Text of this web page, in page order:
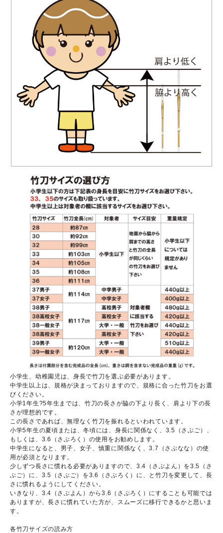
小学生、幼稚園児は、身長で竹刀を選ぶ必要があります。
中学生以上は、規格が決まっておりますので、規格に合った竹刀をお選
びください。
小学1年生?5年生までは、竹刀の長さが脇の下より長く、肩より下の長
さが理想的です。
この長さであれば、無理なく竹刀を振れるといわれています。
小学5年生の夏頃または、冬頃には、身長に関係なく、3.5（さぶご）、
もしくは、3.6（さぶろく）の使用をお勧めします。
中学生になると、男子、女子、慎重に関係なく、3.7（さぶなな）の使
用が必須となります。
少しずつ長さに慣れる必要がありますので、3.4（さぶよん）を3.5（さ
ぶご）に、3.5（さぶご）を3.6（さぶろく）に、と竹刀を変更して、長
さに慣れるようにしてください。
いきなり、3.4（さぶよん）から3.6（さぶろく）にすることも可能では
ありますが、長さに慣れていた方が、スムーズに移行できるかと思いま
す。
各竹刀サイズの読み方